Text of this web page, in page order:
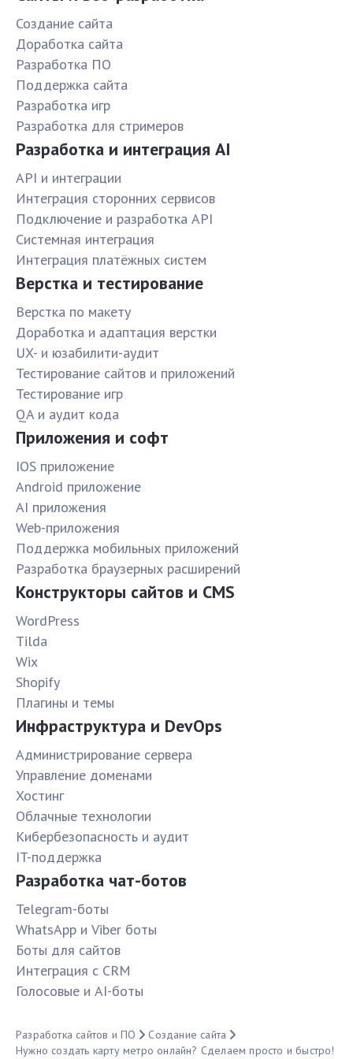
Создание сайта
Доработка сайта
Разработка ПО
Поддержка сайта
Разработка игр
Разработка для стримеров
Разработка и интеграция AI
API и интеграции
Интеграция сторонних сервисов
Подключение и разработка API
Системная интеграция
Интеграция платёжных систем
Верстка и тестирование
Верстка по макету
Доработка и адаптация верстки
UX- и юзабилити-аудит
Тестирование сайтов и приложений
Тестирование игр
QA и аудит кода
Приложения и софт
IOS приложение
Android приложение
AI приложения
Web-приложения
Поддержка мобильных приложений
Разработка браузерных расширений
Конструкторы сайтов и CMS
WordPress
Tilda
Wix
Shopify
Плагины и темы
Инфраструктура и DevOps
Администрирование сервера
Управление доменами
Хостинг
Облачные технологии
Кибербезопасность и аудит
IT-поддержка
Разработка чат-ботов
Telegram-боты
WhatsApp и Viber боты
Боты для сайтов
Интеграция с CRM
Голосовые и AI-боты
Разработка сайтов и ПО
Создание сайта
Нужно создать карту метро онлайн? Сделаем просто и быстро!